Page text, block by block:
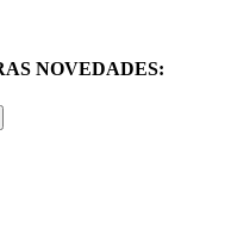
NOVEDADES: